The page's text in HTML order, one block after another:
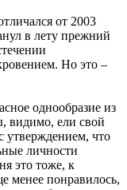
от 2003
в лету прежний
Но это –
однообразие из
видимо, ели свой
утверждением, что
личности
это тоже, к
менее понравилось,